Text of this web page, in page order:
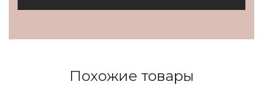
Похожие товары